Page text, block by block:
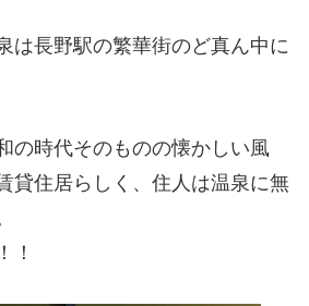
は長野駅の繁華街のど真ん中に
の時代そのものの懐かしい風
貸住居らしく、住人は温泉に無
！